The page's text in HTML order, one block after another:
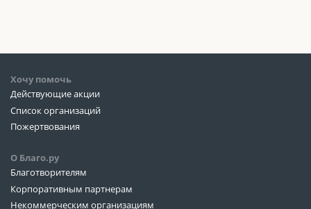
Хочу помочь
Действующие акции
Список организаций
Пожертвования
О Благо.ру
Благотворителям
Корпоративным партнерам
Некоммерческим организациям